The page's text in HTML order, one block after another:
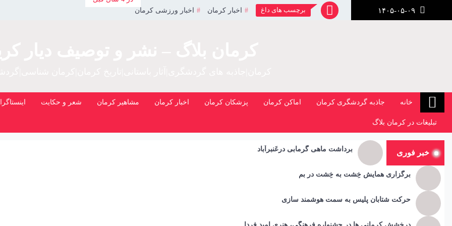
برچسب های داغ اخبار کرمان اخبار ورزشی کرمان
خانه جاذبه گردشگری کرمان اماکن کرمان پزشکان کرمان اخبار کرمان مشاهیر کرمان شعر و حکایت
تبلیغات در کرمان بلاگ
خبر فوری برداشت ماهی گرمابی درعَنبرآباد
برگزاری همایش خِشت به خِشت در بم
حرکت شتابان پلیس به سمت هوشمند سازی